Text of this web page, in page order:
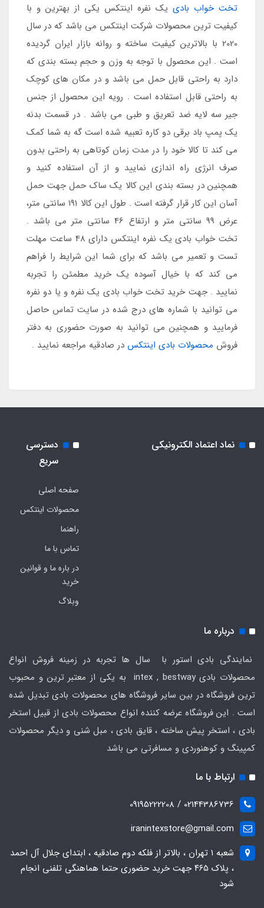
تخت خواب بادی یک نفره اینتکس یکی از بهترین و با
کیفیت ترین محصولات شرکت اینتکس می باشد که در سال
2020 با بالاترین کیفیت ساخته و روانه بازار ایران گردیده
است . این محصول با توجه به وزن و حجم بسته بندی که
دارد به راحتی قابل حمل می باشد و در مکان های کوچک
به راحتی قابل استفاده است . رویه این محصول از جنس
جیر سه لایه ضد تعریق و طبی می باشد . در قسمت بدنه
یک پمپ باد برقی دو کاره تعبیه شده است گه به شما کمک
می کند تا کالا خود را در مدت زمان کوتاهی به راحتی بدون
صرف انرژی راه اندازی نمایید و از آن استفاده کنید و
همچنین در بسته بندی این کالا یک ساک حمل جهت حمل
آسان این کار قرار گرفته است . طول این کالا 191 سانتی متر،
عرض 99 سانتی متر و ارتفاع 46 سانتی متر می باشد .
تخت خواب بادی یک نفره اینتکس دارای 48 ساعت مهلت
تست و تعمیر می باشد که برای شما این شرایط را فراهم
می کند که با خیال آسوده یک خرید مطمئن را تجربه
نمایید . جهت خرید تخت خواب بادی یک نفره و یا دو نفره
می توانید با شماره های درج شده در سایت تماس حاصل
فرمایید و همچنین می توانید به صورت حضوری به دفتر
فروش محصولات بادی اینتکس در صادقیه مراجعه نمایید .
نماد اعتماد الکترونیکی
دسترسی
سریع
صفحه اصلی
محصولات اینتکس
راهنما
تماس با ما
در باره ما و قوانین
خرید
وبلاگ
درباره ما
نمایندگی بادی استور با سال ها تجربه در زمینه فروش انواع
محصولات بادی intex , bestway به یکی از معتبر ترین و محبوب
ترین فروشگاه در بین سایر فروشگاه های محصولات بادی تبدیل شده
است . این فروشگاه عرضه کننده انواع محصولات بادی از قبیل استخر
بادی ، استخر پیش ساخته ، قایق بادی ، مبل شنی و دیگر محصولات
کمپینگ و کوهنوردی و مسافرتی می باشد
ارتباط با ما
02144386736 / 09195222208
iranintexstore@gmail.com
شعبه ۱ تهران ، بالاتر از فلکه دوم صادقیه ، ابتدای جلال آل احمد
، پلاک ۴۶۵ جهت خرید حضوری حتما هماهنگی تلفنی انجام
شود